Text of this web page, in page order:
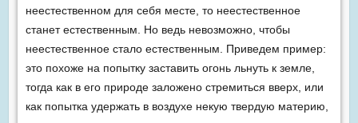
неестественном для себя месте, то неестественное
станет естественным. Но ведь невозможно, чтобы
неестественное стало естественным. Приведем пример:
это похоже на попытку заставить огонь льнуть к земле,
тогда как в его природе заложено стремиться вверх, или
как попытка удержать в воздухе некую твердую материю,